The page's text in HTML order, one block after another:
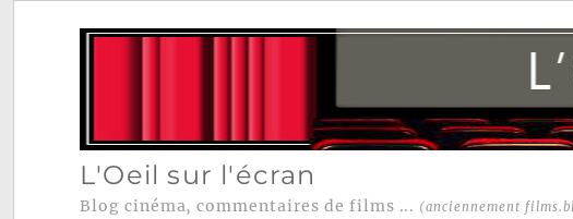
L'Oeil sur l'écran
Blog cinéma, commentaires de films ... (anciennement